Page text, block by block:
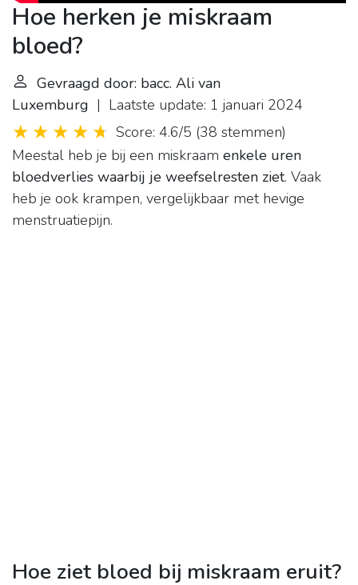
Hoe herken je miskraam
bloed?
Gevraagd door: bacc. Ali van
Luxemburg | Laatste update: 1 januari 2024
Score: 4.6/5 (38 stemmen)
Meestal heb je bij een miskraam enkele uren
bloedverlies waarbij je weefselresten ziet. Vaak
heb je ook krampen, vergelijkbaar met hevige
menstruatiepijn.
Hoe ziet bloed bij miskraam eruit?